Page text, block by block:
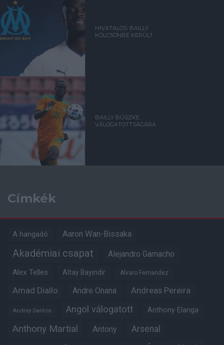
HIVATALOS: BAILLY
KÖLCSÖNBE KERÜLT
BAILLY BÜSZKE
VÁLOGATOTTSÁGÁRA
Címkék
A hangadó Aaron Wan-Bissaka
Akadémiai csapat Alejandro Garnacho
Alex Telles Altay Bayindir Alvaro Fernandez
Amad Diallo Andre Onana Andreas Pereira
Andrey Santos Angol válogatott Anthony Elanga
Anthony Martial Antony Arsenal